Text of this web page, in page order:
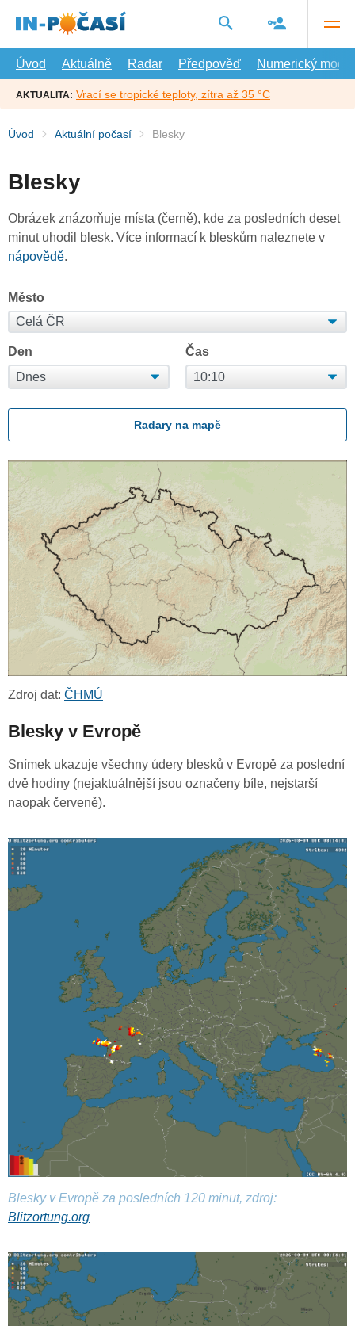
hlavní
Úvod
Aktuálně Radar Předpověď Numerický model
AKTUALITA: Vrací se tropické teploty, zítra až 35 °C
Úvod Aktuální počasí Blesky
Blesky
Obrázek znázorňuje místa (černě), kde za posledních deset
minut uhodil blesk. Více informací k bleskům naleznete v
nápovědě.
Město
Den Čas
Radary na mapě
Zdroj dat: ČHMÚ
Blesky v Evropě
Snímek ukazuje všechny údery blesků v Evropě za poslední
dvě hodiny (nejaktuálnější jsou označeny bíle, nejstarší
naopak červeně).
Blesky v Evropě za posledních 120 minut, zdroj:
Blitzortung.org